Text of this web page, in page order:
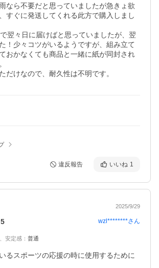
なら不要だと思っていましたが急きょ欲
すぐに発送してくれる此方で購入しまし
翌々日に届けばと思っていましたが、翌
！少々コツがいるようですが、組み立て
おかなくても商品と一緒に紙が同封され
だけなので、耐久性は不明です。
違反報告 いいね 1
2025/9/29
5 wzl********さん
安定感 ： 普通
るスポーツの応援の時に使用するために